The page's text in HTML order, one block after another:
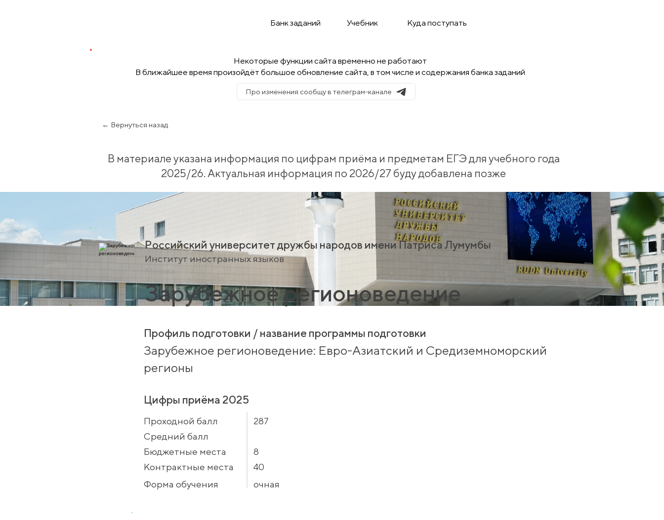
Банк заданий Учебник Куда поступать
Некоторые функции сайта временно не работают
В ближайшее время произойдёт большое обновление сайта, в том числе и содержания банка заданий
Про изменения сообщу в телеграм-канале
← Вернуться назад
В материале указана информация по цифрам приёма и предметам ЕГЭ для учебного года
2025/26. Актуальная информация по 2026/27 буду добавлена позже
Российский университет дружбы народов имени Патриса Лумумбы
Институт иностранных языков
Москва
Зарубежное регионоведение
Профиль подготовки / название программы подготовки
Зарубежное регионоведение: Евро-Азиатский и Средиземноморский
регионы
Цифры приёма 2025
Проходной балл
287
Средний балл
Бюджетные места
8
Контрактные места
Форма обучения
40
очная